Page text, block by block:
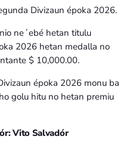
Divizaun époka 2026.
ne´ebé hetan titulu
2026 hetan medalla no
$ 10,000.00.
époka 2026 monu ba
golu hitu no hetan premiu
Vito Salvadór